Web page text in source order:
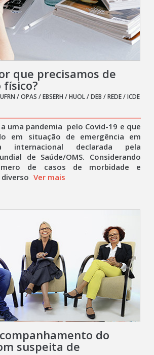
que precisamos de
físico?
/ OPAS / EBSERH / HUOL / DEB / REDE / ICDE
uma pandemia pelo Covid-19 e que
em situação de emergência em
internacional declarada pela
de Saúde/OMS. Considerando
de casos de morbidade e
Ver mais
do
suspeita de